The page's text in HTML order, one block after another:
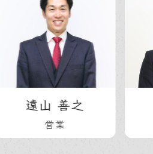
山 善之